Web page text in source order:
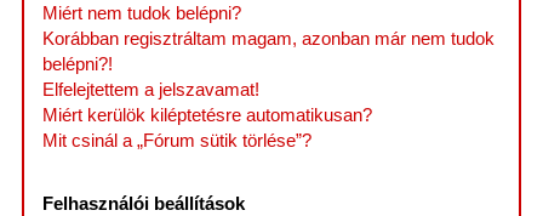
Miért nem tudok belépni?
Korábban regisztráltam magam, azonban már nem tudok
belépni?!
Elfelejtettem a jelszavamat!
Miért kerülök kiléptetésre automatikusan?
Mit csinál a „Fórum sütik törlése”?
Felhasználói beállítások